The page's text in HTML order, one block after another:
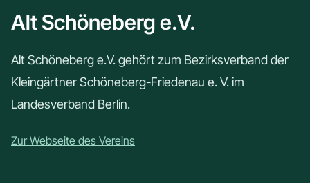
Alt Schöneberg e.V.
Alt Schöneberg e.V. gehört zum Bezirksverband der
Kleingärtner Schöneberg-Friedenau e. V. im
Landesverband Berlin.
Zur Webseite des Vereins